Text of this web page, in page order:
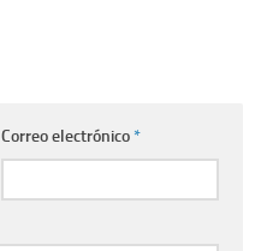
Correo electrónico*